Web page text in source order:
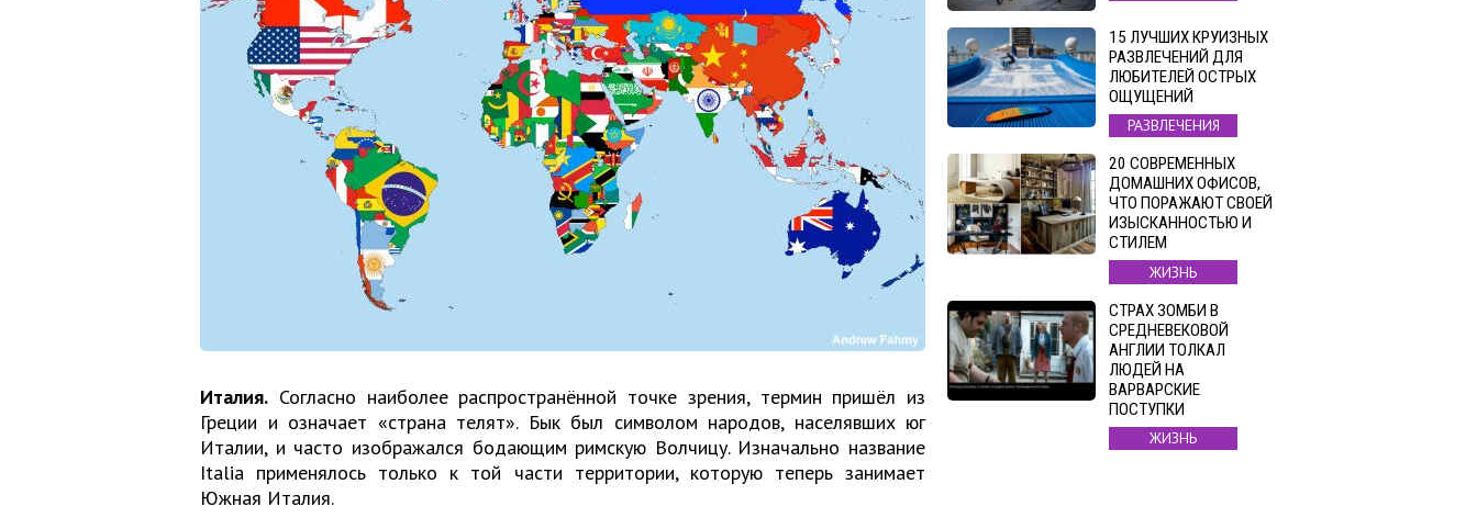
Италия. Согласно наиболее распространённой точке зрения, термин пришёл из
Греции и означает «страна телят». Бык был символом народов, населявших юг
Италии, и часто изображался бодающим римскую Волчицу. Изначально название
Italia применялось только к той части территории, которую теперь занимает
Южная Италия.
15 ЛУЧШИХ КРУИЗНЫХ
РАЗВЛЕЧЕНИЙ ДЛЯ
ЛЮБИТЕЛЕЙ ОСТРЫХ
ОЩУЩЕНИЙ
РАЗВЛЕЧЕНИЯ
20 СОВРЕМЕННЫХ
ДОМАШНИХ ОФИСОВ,
ЧТО ПОРАЖАЮТ СВОЕЙ
ИЗЫСКАННОСТЬЮ И
СТИЛЕМ
ЖИЗНЬ
СТРАХ ЗОМБИ В
СРЕДНЕВЕКОВОЙ
АНГЛИИ ТОЛКАЛ
ЛЮДЕЙ НА
ВАРВАРСКИЕ
ПОСТУПКИ
ЖИЗНЬ